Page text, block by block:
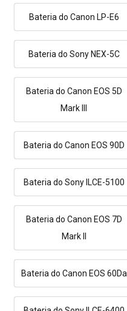
Bateria do Canon LP-E6
Bateria do Sony NEX-5C
Bateria do Canon EOS 5D
Mark III
Bateria do Canon EOS 90D
Bateria do Sony ILCE-5100
Bateria do Canon EOS 7D
Mark II
Bateria do Canon EOS 60Da